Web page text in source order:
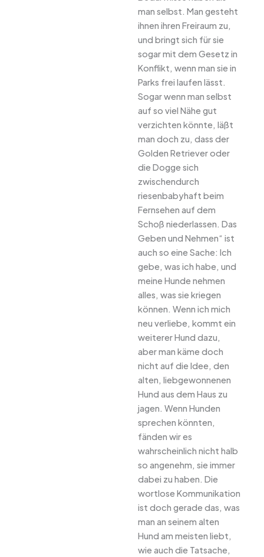
man selbst. Man gesteht
ihnen ihren Freiraum zu,
und bringt sich für sie
sogar mit dem Gesetz in
Konflikt, wenn man sie in
Parks frei laufen lässt.
Sogar wenn man selbst
auf so viel Nähe gut
verzichten könnte, läßt
man doch zu, dass der
Golden Retriever oder
die Dogge sich
zwischendurch
riesenbabyhaft beim
Fernsehen auf dem
Schoß niederlassen. Das
Geben und Nehmen“ ist
auch so eine Sache: Ich
gebe, was ich habe, und
meine Hunde nehmen
alles, was sie kriegen
können. Wenn ich mich
neu verliebe, kommt ein
weiterer Hund dazu,
aber man käme doch
nicht auf die Idee, den
alten, liebgewonnenen
Hund aus dem Haus zu
jagen. Wenn Hunden
sprechen könnten,
fänden wir es
wahrscheinlich nicht halb
so angenehm, sie immer
dabei zu haben. Die
wortlose Kommunikation
ist doch gerade das, was
man an seinem alten
Hund am meisten liebt,
wie auch die Tatsache,